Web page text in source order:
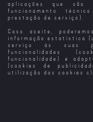
aplicações que são
funcionamento
prestação de serviço).
Caso aceite,
informação estatística
serviço às suas
funcionalidades
funcionalidade) e
(cookies de
utilização dos cookies